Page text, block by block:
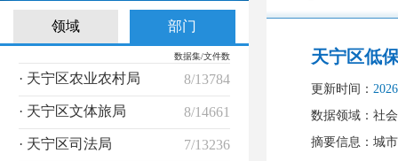
领域 部门
数据集/文件数
· 天宁区农业农村局 8/13784
· 天宁区文体旅局 8/14661
· 天宁区司法局 7/13236